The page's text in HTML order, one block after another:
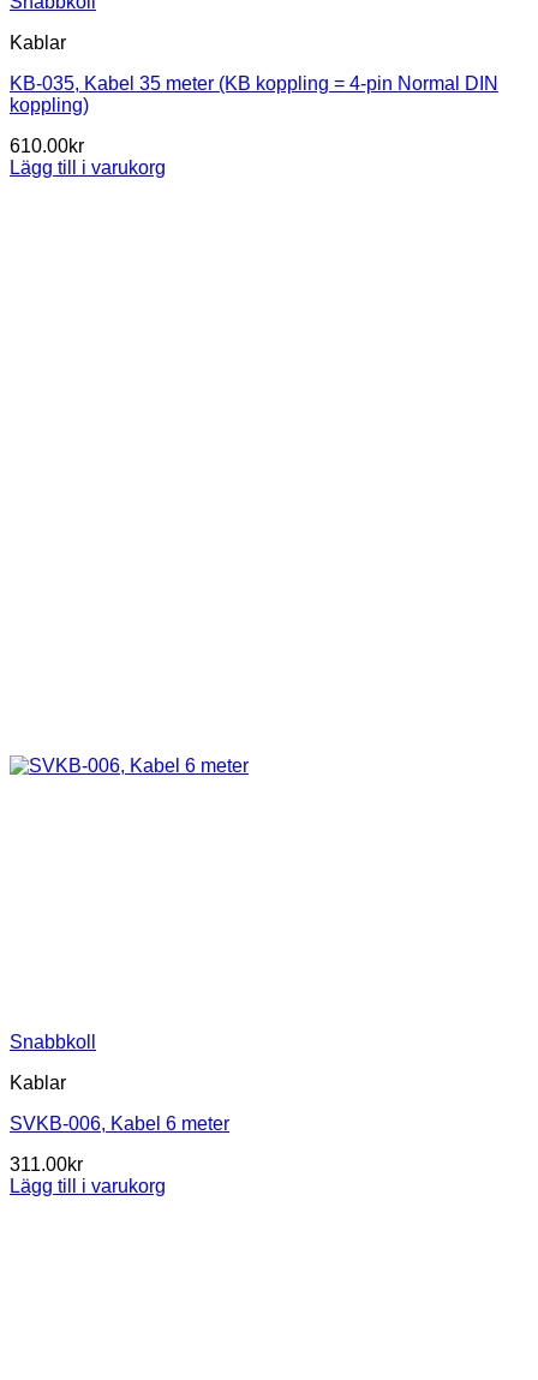
Kablar
KB-035, Kabel 35 meter (KB koppling = 4-pin Normal DIN
koppling)
610.00kr
Lägg till i varukorg
Snabbkoll
Kablar
SVKB-006, Kabel 6 meter
311.00kr
Lägg till i varukorg